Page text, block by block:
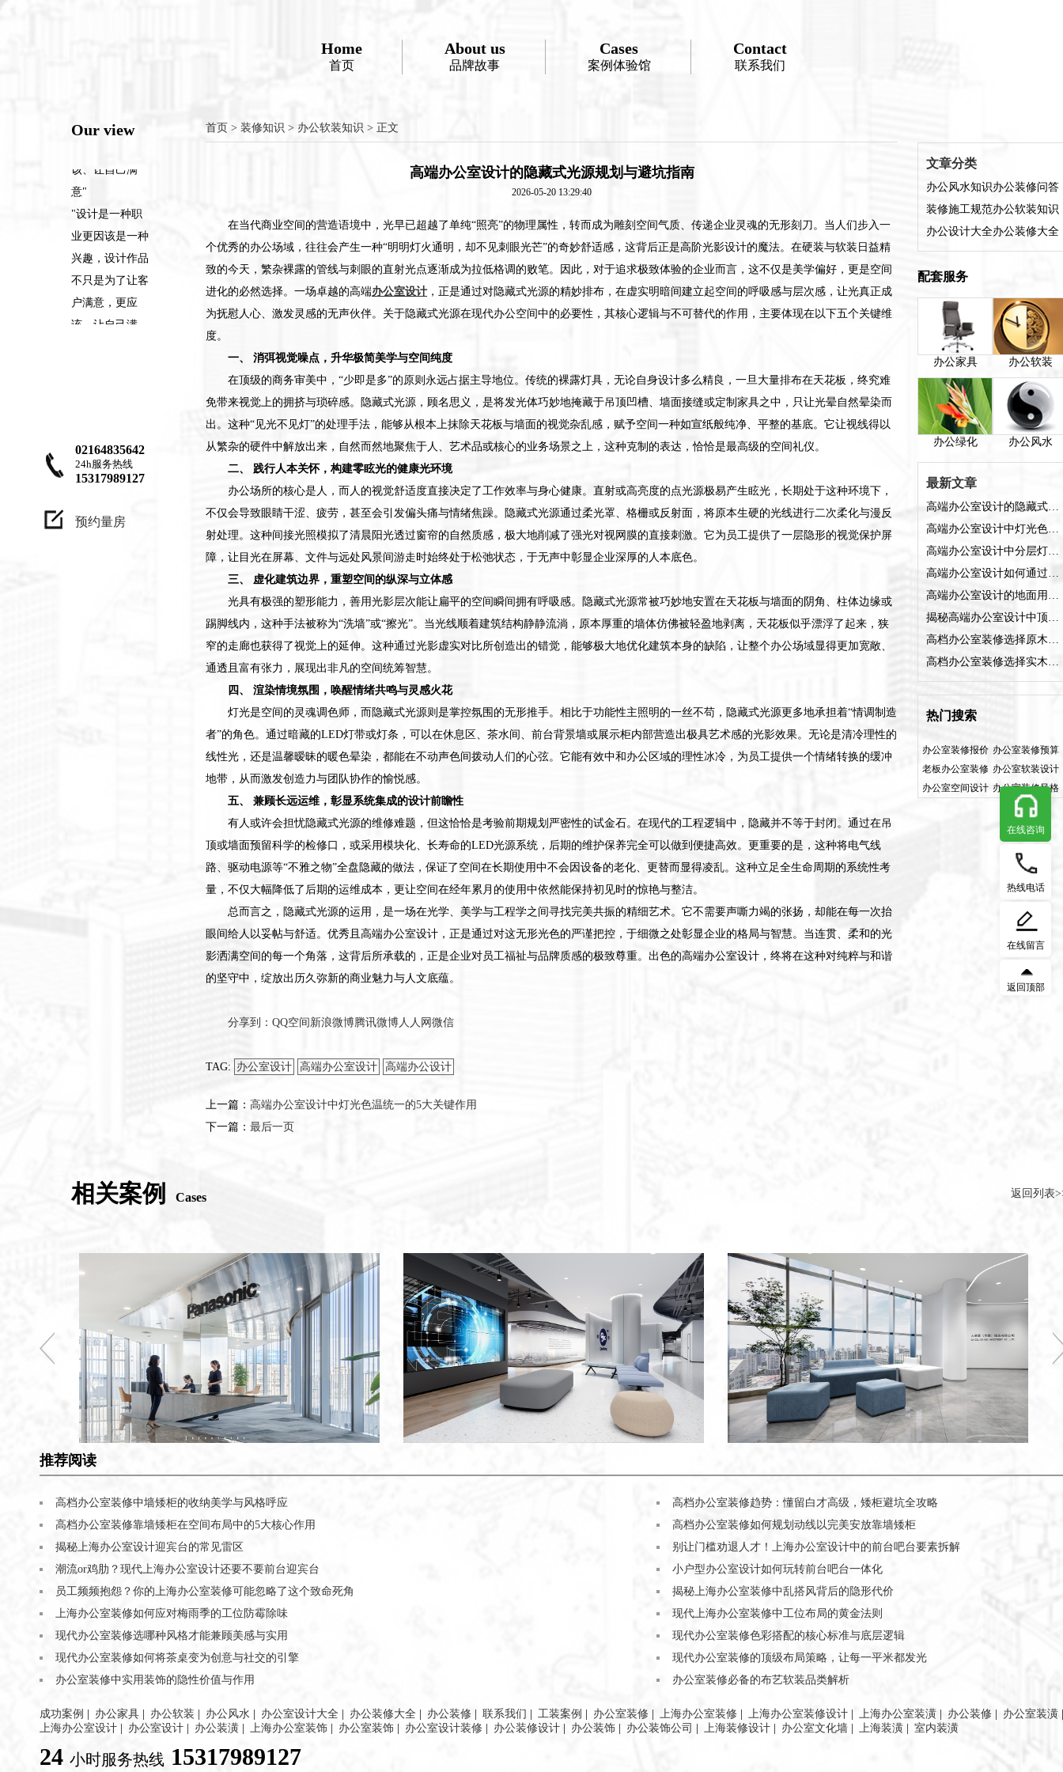
Home
首页
About us
品牌故事
Cases
案例体验馆
Contact
联系我们
Our view
户满意，更应
意"
"设计是一种职
业更因该是一种
兴趣，设计作品
不只是为了让客
户满意，更应
该、让自己满
户满意，更应
该、让自己满
02164835642
24h服务热线
15317989127
预约量房
首页 > 装修知识 > 办公软装知识 > 正文
高端办公室设计的隐藏式光源规划与避坑指南
2026-05-20 13:29:40
在当代商业空间的营造语境中，光早已超越了单纯“照亮”的物理属性，转而成为雕刻空间气质、传递企业灵魂的无形刻刀。当人们步入一
个优秀的办公场域，往往会产生一种“明明灯火通明，却不见刺眼光芒”的奇妙舒适感，这背后正是高阶光影设计的魔法。在硬装与软装日益精
致的今天，繁杂裸露的管线与刺眼的直射光点逐渐成为拉低格调的败笔。因此，对于追求极致体验的企业而言，这不仅是美学偏好，更是空间
进化的必然选择。一场卓越的高端办公室设计 ，正是通过对隐藏式光源的精妙排布，在虚实明暗间建立起空间的呼吸感与层次感，让光真正成
为抚慰人心、激发灵感的无声伙伴。关于隐藏式光源在现代办公空间中的必要性，其核心逻辑与不可替代的作用，主要体现在以下五个关键维
度。
一、 消弭视觉噪点，升华极简美学与空间纯度
在顶级的商务审美中，“少即是多”的原则永远占据主导地位。传统的裸露灯具，无论自身设计多么精良，一旦大量排布在天花板，终究难
免带来视觉上的拥挤与琐碎感。隐藏式光源，顾名思义，是将发光体巧妙地掩藏于吊顶凹槽、墙面接缝或定制家具之中，只让光晕自然晕染而
出。这种“见光不见灯”的处理手法，能够从根本上抹除天花板与墙面的视觉杂乱感，赋予空间一种如宣纸般纯净、平整的基底。它让视线得以
从繁杂的硬件中解放出来，自然而然地聚焦于人、艺术品或核心的业务场景之上，这种克制的表达，恰恰是最高级的空间礼仪。
二、 践行人本关怀，构建零眩光的健康光环境
办公场所的核心是人，而人的视觉舒适度直接决定了工作效率与身心健康。直射或高亮度的点光源极易产生眩光，长期处于这种环境下，
不仅会导致眼睛干涩、疲劳，甚至会引发偏头痛与情绪焦躁。隐藏式光源通过柔光罩、格栅或反射面，将原本生硬的光线进行二次柔化与漫反
射处理。这种间接光照模拟了清晨阳光透过窗帘的自然质感，极大地削减了强光对视网膜的直接刺激。它为员工提供了一层隐形的视觉保护屏
障，让目光在屏幕、文件与远处风景间游走时始终处于松弛状态，于无声中彰显企业深厚的人本底色。
三、 虚化建筑边界，重塑空间的纵深与立体感
光具有极强的塑形能力，善用光影层次能让扁平的空间瞬间拥有呼吸感。隐藏式光源常被巧妙地安置在天花板与墙面的阴角、柱体边缘或
踢脚线内，这种手法被称为“洗墙”或“擦光”。当光线顺着建筑结构静静流淌，原本厚重的墙体仿佛被轻盈地剥离，天花板似乎漂浮了起来，狭
窄的走廊也获得了视觉上的延伸。这种通过光影虚实对比所创造出的错觉，能够极大地优化建筑本身的缺陷，让整个办公场域显得更加宽敞、
通透且富有张力，展现出非凡的空间统筹智慧。
四、 渲染情境氛围，唤醒情绪共鸣与灵感火花
灯光是空间的灵魂调色师，而隐藏式光源则是掌控氛围的无形推手。相比于功能性主照明的一丝不苟，隐藏式光源更多地承担着“情调制造
者”的角色。通过暗藏的LED灯带或灯条，可以在休息区、茶水间、前台背景墙或展示柜内部营造出极具艺术感的光影效果。无论是清冷理性的
线性光，还是温馨暧昧的暖色晕染，都能在不动声色间拨动人们的心弦。它能有效中和办公区域的理性冰冷，为员工提供一个情绪转换的缓冲
地带，从而激发创造力与团队协作的愉悦感。
五、 兼顾长远运维，彰显系统集成的设计前瞻性
有人或许会担忧隐藏式光源的维修难题，但这恰恰是考验前期规划严密性的试金石。在现代的工程逻辑中，隐藏并不等于封闭。通过在吊
顶或墙面预留科学的检修口，或采用模块化、长寿命的LED光源系统，后期的维护保养完全可以做到便捷高效。更重要的是，这种将电气线
路、驱动电源等“不雅之物”全盘隐藏的做法，保证了空间在长期使用中不会因设备的老化、更替而显得凌乱。这种立足全生命周期的系统性考
量，不仅大幅降低了后期的运维成本，更让空间在经年累月的使用中依然能保持初见时的惊艳与整洁。
总而言之，隐藏式光源的运用，是一场在光学、美学与工程学之间寻找完美共振的精细艺术。它不需要声嘶力竭的张扬，却能在每一次抬
眼间给人以妥帖与舒适。优秀且高端办公室设计，正是通过对这无形光色的严谨把控，于细微之处彰显企业的格局与智慧。当连贯、柔和的光
影洒满空间的每一个角落，这背后所承载的，正是企业对员工福祉与品牌质感的极致尊重。出色的高端办公室设计，终将在这种对纯粹与和谐
的坚守中，绽放出历久弥新的商业魅力与人文底蕴。
分享到： QQ空间 新浪微博腾讯微博人人网 微信
TAG: 办公室设计 高端办公室设计 高端办公设计
上一篇： 高端办公室设计中灯光色温统一的5大关键作用
下一篇： 最后一页
文章分类
办公风水知识办公装修问答
装修施工规范办公软装知识
办公设计大全办公装修大全
配套服务
办公家具 办公软装
办公绿化 办公风水
最新文章
高端办公室设计的隐藏式光源规划与避坑指南
高端办公室设计中灯光色温统一的5大关键作用
高端办公室设计中分层灯光体系的搭建逻辑
高端办公室设计如何通过灯光布局重塑空间灵魂
高端办公室设计的地面用材避坑与趋势指南
揭秘高端办公室设计中顶面硬装的五大核心讲究
高档办公室装修选择原木色靠墙矮柜好看吗？
高档办公室装修选择实木靠墙矮柜怎么样？
热门搜索
办公室装修报价 办公室装修预算
老板办公室装修 办公室软装设计
办公室空间设计 办公室装修风格
相关案例 Cases 返回列表
推荐阅读
高档办公室装修中墙矮柜的收纳美学与风格呼应
高档办公室装修靠墙矮柜在空间布局中的5大核心作用
揭秘上海办公室设计迎宾台的常见雷区
潮流or鸡肋？现代上海办公室设计还要不要前台迎宾台
员工频频抱怨？你的上海办公室装修可能忽略了这个致命死角
上海办公室装修如何应对梅雨季的工位防霉除味
现代办公室装修选哪种风格才能兼顾美感与实用
现代办公室装修如何将茶桌变为创意与社交的引擎
办公室装修中实用装饰的隐性价值与作用
高档办公室装修趋势：懂留白才高级，矮柜避坑全攻略
高档办公室装修如何规划动线以完美安放靠墙矮柜
别让门槛劝退人才！上海办公室设计中的前台吧台要素拆解
小户型办公室设计如何玩转前台吧台一体化
揭秘上海办公室装修中乱搭风背后的隐形代价
现代上海办公室装修中工位布局的黄金法则
现代办公室装修色彩搭配的核心标准与底层逻辑
现代办公室装修的顶级布局策略，让每一平米都发光
办公室装修必备的布艺软装品类解析
成功案例 办公家具 办公软装 办公风水 办公室设计大全 办公装修大全 办公装修 联系我们 工装案例 办公室装修 上海办公室装修 上海办公室装修设计 上海办公室装潢 办公装修 办公室装潢
上海办公室设计
办公室设计 办公装潢 上海办公室装饰 办公室装饰 办公室设计装修 办公装修设计 办公装饰 办公装饰公司 上海装修设计 办公室文化墙 上海装潢 室内装潢
24 小时服务热线 15317989127
在线咨询
热线电话
在线留言
返回顶部